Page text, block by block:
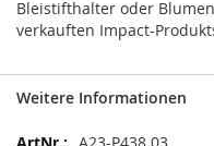
Bleistifthalter oder
verkauften Impact-
Weitere Informationen
Weitere